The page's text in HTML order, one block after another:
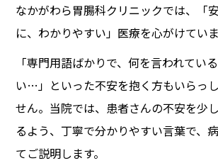
なかがわら胃腸科クリニックでは、「
に、わかりやすい」医療を心がけていま
「専門用語ばかりで、何を言われてい
い…」といった不安を抱く方もいらっ
せん。当院では、患者さんの不安を少
るよう、丁寧で分かりやすい言葉で、
てご説明します。